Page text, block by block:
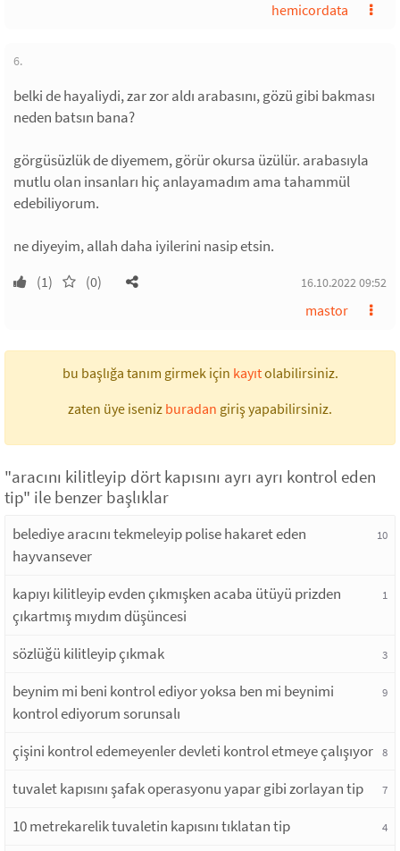
hemicordata
6.
belki de hayaliydi, zar zor aldı arabasını, gözü gibi bakması
neden batsın bana?
görgüsüzlük de diyemem, görür okursa üzülür. arabasıyla
mutlu olan insanları hiç anlayamadım ama tahammül
edebiliyorum.
ne diyeyim, allah daha iyilerini nasip etsin.
(1) (0) 16.10.2022 09:52
mastor
bu başlığa tanım girmek için kayıtolabilirsiniz.
zaten üye iseniz buradan giriş yapabilirsiniz.
"aracını kilitleyip dört kapısını ayrı ayrı kontrol eden
tip" ile benzer başlıklar
belediye aracını tekmeleyip polise hakaret eden
hayvansever
10
kapıyı kilitleyip evden çıkmışken acaba ütüyü prizden
çıkartmış mıydım düşüncesi
1
sözlüğü kilitleyip çıkmak 3
beynim mi beni kontrol ediyor yoksa ben mi beynimi
kontrol ediyorum sorunsalı
9
çişini kontrol edemeyenler devleti kontrol etmeye çalışıyor 8
tuvalet kapısını şafak operasyonu yapar gibi zorlayan tip 7
10 metrekarelik tuvaletin kapısını tıklatan tip 4